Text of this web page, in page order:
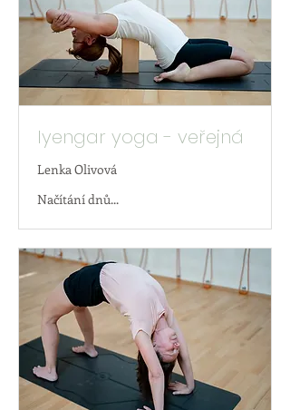
Iyengar yoga - veřejná
Lenka Olivová
Načítání dnů...